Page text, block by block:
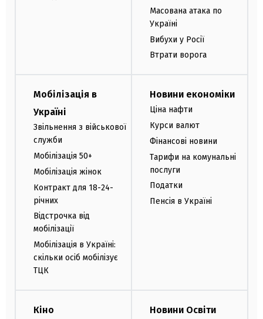
Масована атака по
Україні
Вибухи у Росії
Втрати ворога
Мобілізація в
Україні
Звільнення з військової
служби
Мобілізація 50+
Мобілізація жінок
Контракт для 18-24-
річних
Відстрочка від
мобілізації
Мобілізація в Україні:
скільки осіб мобілізує
ТЦК
Новини економіки
Ціна нафти
Курси валют
Фінансові новини
Тарифи на комунальні
послуги
Податки
Пенсія в Україні
Кіно Новини Освіти